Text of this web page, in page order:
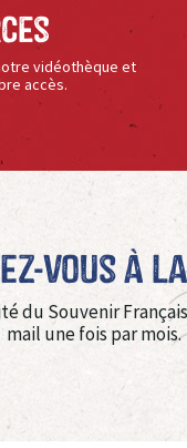
vidéothèque et
accès.
vous à
du Souvenir
mail une fois par mois.